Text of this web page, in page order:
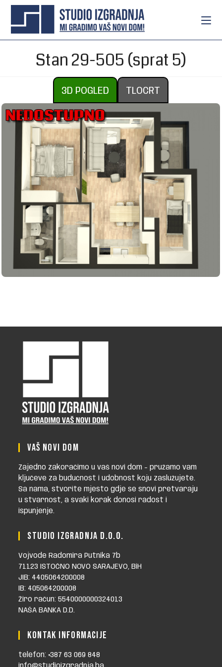
Stan 29-505 (sprat 5)
3D POGLED TLOCRT
NEDOSTUPNO
VAŠ NOVI DOM
Zajedno zakoračimo u vaš novi dom - pružamo vam
ključeve za budućnost i udobnost koju zaslužujete.
Sa nama, stvorite mjesto gdje se snovi pretvaraju
u stvarnost, a svaki korak donosi radost i
ispunjenje.
STUDIO IZGRADNJA D.O.O.
Vojvode Radomira Putnika 7b
71123 ISTOČNO NOVO SARAJEVO, BiH
JIB: 4405064200008
IB: 405064200008
Žiro račun: 5540000000324013
NAŠA BANKA D.D.
KONTAK INFORMACIJE
telefon: +387 63 069 848